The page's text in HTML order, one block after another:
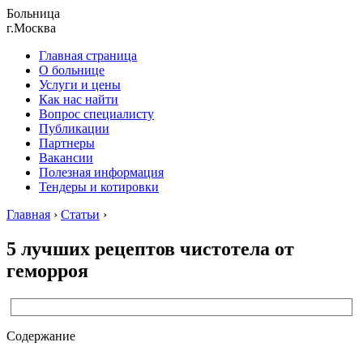
Больница
г.Москва
Главная страница
О больнице
Услуги и цены
Как нас найти
Вопрос специалисту
Публикации
Партнеры
Вакансии
Полезная информация
Тендеры и котировки
Главная › Статьи ›
5 лучших рецептов чистотела от
геморроя
Содержание